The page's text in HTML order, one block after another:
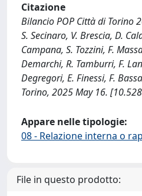
Citazione
Bilancio POP Città di Torino
S. Secinaro, V. Brescia, D.
Campana, S. Tozzini, F.
Demarchi, R. Tamburri, F.
Degregori, E. Finessi, F.
Torino, 2025 May 16.
Appare nelle tipologie:
08 - Relazione interna o
File in questo prodotto: